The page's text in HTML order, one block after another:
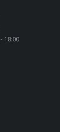
18:00